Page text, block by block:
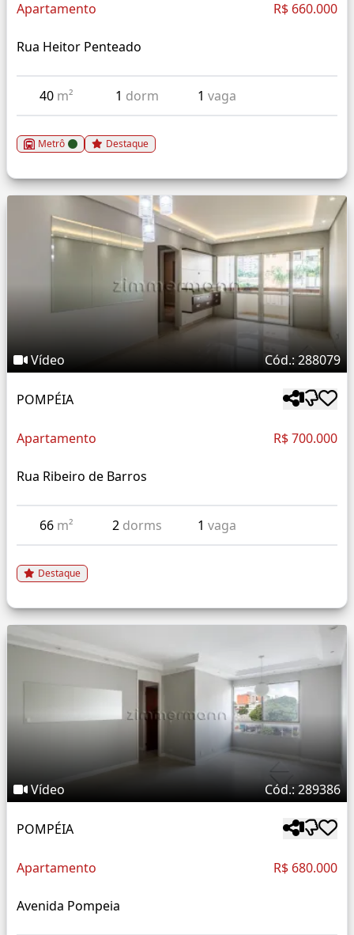
Apartamento R$ 660.000
Rua Heitor Penteado
40 m² 1 dorm 1vaga
Metrô Destaque
Vídeo Cód.: 288079
POMPÉIA
Apartamento R$ 700.000
Rua Ribeiro de Barros
66 m² 2 dorms 1vaga
Destaque
Vídeo Cód.: 289386
POMPÉIA
Apartamento R$ 680.000
Avenida Pompeia